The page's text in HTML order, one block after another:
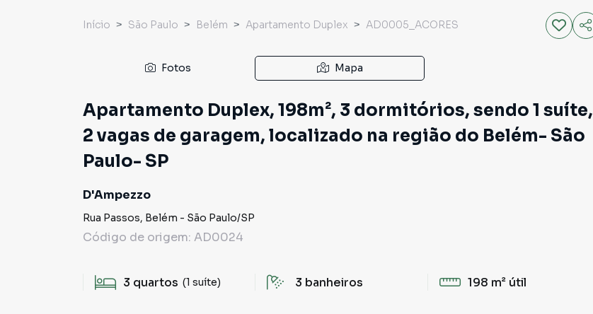
Início São Paulo Belém Apartamento Duplex AD0005_ACORES
Fotos Mapa
Apartamento Duplex, 198m², 3 dormitórios, sendo 1 suíte,
2 vagas de garagem, localizado na região do Belém- São
Paulo- SP
D'Ampezzo
Rua Passos, Belém - São Paulo/SP
Código de origem: AD0024
3 quartos (1 suíte) 3 banheiros 198 m² útil